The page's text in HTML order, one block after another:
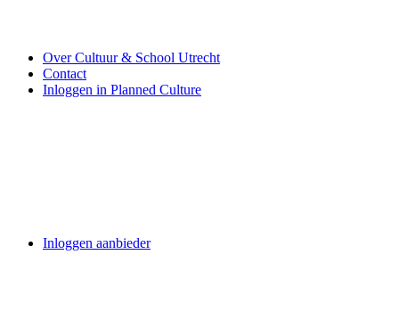
Over Cultuur & School Utrecht
Contact
Inloggen in Planned Culture
Inloggen aanbieder